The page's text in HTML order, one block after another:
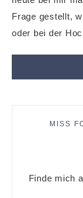
Frage gestellt,
oder bei der
MISS
Finde mich